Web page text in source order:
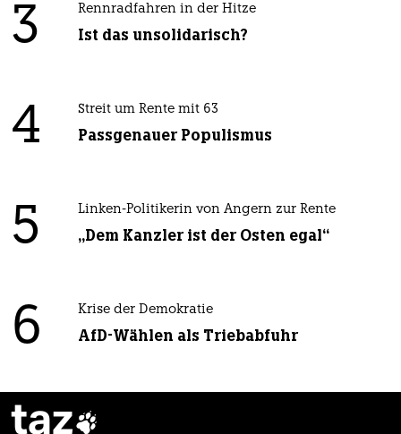
3 Rennradfahren in der Hitze
Ist das unsolidarisch?
4 Streit um Rente mit 63
Passgenauer Populismus
5 Linken-Politikerin von Angern zur Rente
„Dem Kanzler ist der Osten egal“
6 Krise der Demokratie
AfD-Wählen als Triebabfuhr
taz